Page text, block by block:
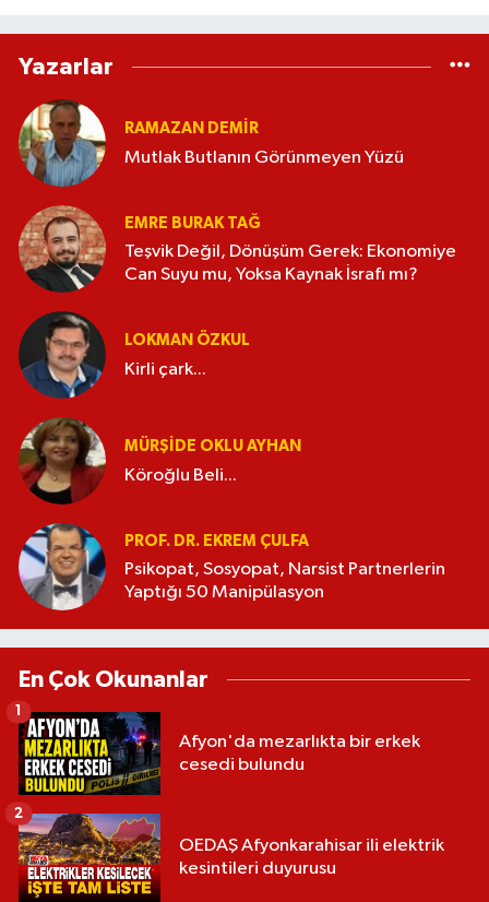
Yazarlar
RAMAZAN DEMİR
Mutlak Butlanın Görünmeyen Yüzü
EMRE BURAK TAĞ
Teşvik Değil, Dönüşüm Gerek: Ekonomiye
Can Suyu mu, Yoksa Kaynak İsrafı mı?
LOKMAN ÖZKUL
Kirli çark...
MÜRŞIDE OKLU AYHAN
Köroğlu Beli...
PROF. DR. EKREM ÇULFA
Psikopat, Sosyopat, Narsist Partnerlerin
Yaptığı 50 Manipülasyon
En Çok Okunanlar
Afyon'da mezarlıkta bir erkek
cesedi bulundu
1
OEDAŞ Afyonkarahisar ili elektrik
kesintileri duyurusu
2